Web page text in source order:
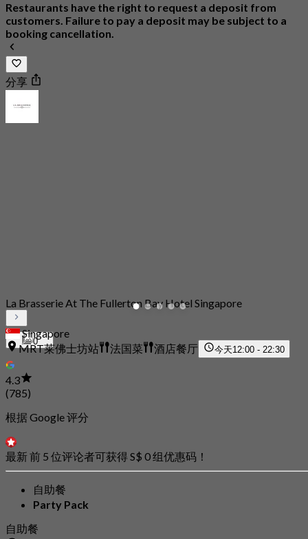
Restaurants have the right to request a deposit from
customers. Failure to pay a deposit may be subject to a
booking cancellation.
分享
0
La Brasserie At The Fullerton Bay Hotel Singapore
Singapore
MRT莱佛士坊站
法国菜 酒店餐厅 今天12:00 - 22:30
4.3
(785)
根据 Google 评分
最新 前 5 位评论者可获得 S$ 0 组优惠码！
自助餐
Party Pack
自助餐